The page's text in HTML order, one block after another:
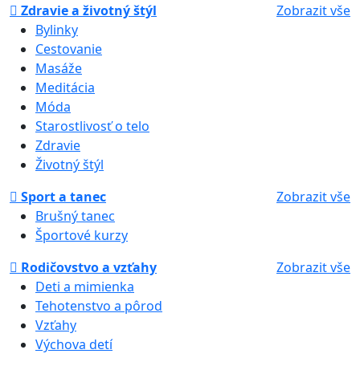
Zdravie a životný štýl
Zobrazit vše
Bylinky
Cestovanie
Masáže
Meditácia
Móda
Starostlivosť o telo
Zdravie
Životný štýl
Sport a tanec
Zobrazit vše
Brušný tanec
Športové kurzy
Rodičovstvo a vzťahy
Zobrazit vše
Deti a mimienka
Tehotenstvo a pôrod
Vzťahy
Výchova detí